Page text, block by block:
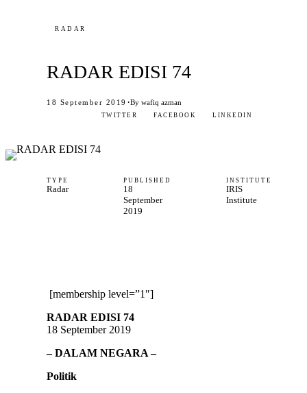
RADAR
RADAR EDISI 74
18 September 2019 ·By wafiq azman
TWITTER FACEBOOK LINKEDIN
TYPE
Radar
PUBLISHED
18
September
2019
INSTITUTE
IRIS
Institute
[membership level=”1″]
RADAR EDISI 74
18 September 2019
– DALAM NEGARA –
Politik